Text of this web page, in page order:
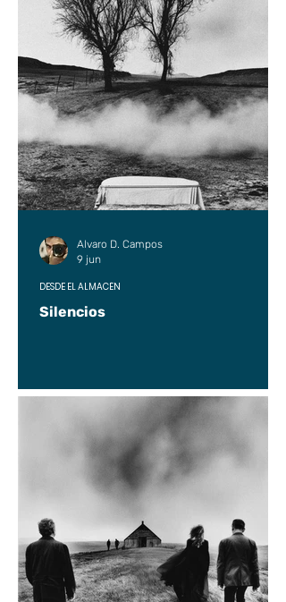
Silencios
DESDE EL ALMACÉN
Alvaro D. Campos
9 jun